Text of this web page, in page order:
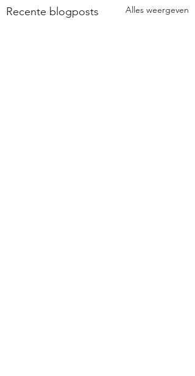
Recente blogposts Alles weergeven